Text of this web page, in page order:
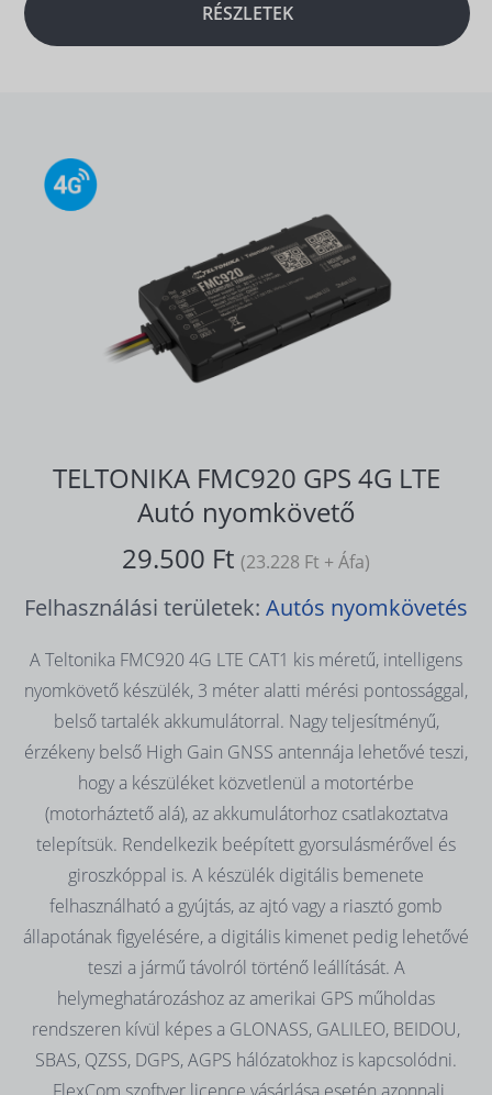
RÉSZLETEK
TELTONIKA FMC920 GPS 4G LTE
Autó nyomkövető
29.500 Ft (23.228 Ft + Áfa)
Felhasználási területek: Autós nyomkövetés
A Teltonika FMC920 4G LTE CAT1 kis méretű, intelligens
nyomkövető készülék, 3 méter alatti mérési pontossággal,
belső tartalék akkumulátorral. Nagy teljesítményű,
érzékeny belső High Gain GNSS antennája lehetővé teszi,
hogy a készüléket közvetlenül a motortérbe
(motorháztető alá), az akkumulátorhoz csatlakoztatva
telepítsük. Rendelkezik beépített gyorsulásmérővel és
giroszkóppal is. A készülék digitális bemenete
felhasználható a gyújtás, az ajtó vagy a riasztó gomb
állapotának figyelésére, a digitális kimenet pedig lehetővé
teszi a jármű távolról történő leállítását. A
helymeghatározáshoz az amerikai GPS műholdas
rendszeren kívül képes a GLONASS, GALILEO, BEIDOU,
SBAS, QZSS, DGPS, AGPS hálózatokhoz is kapcsolódni.